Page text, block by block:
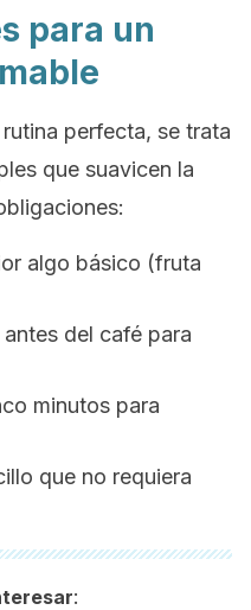
para un
perfecta, se trata
que suavicen la
algo básico (fruta
del café para
minutos para
que no requiera
: